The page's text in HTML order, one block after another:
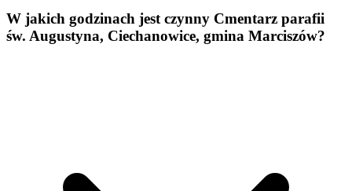
W jakich godzinach jest czynny Cmentarz parafii
św. Augustyna, Ciechanowice, gmina Marciszów?